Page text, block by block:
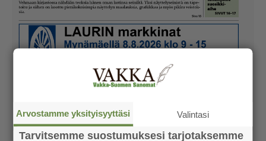
Arvostamme yksityisyyttäsi Valintasi
Tarvitsemme suostumuksesi tarjotaksemme